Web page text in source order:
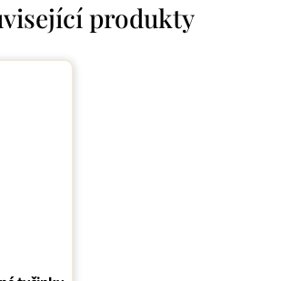
produkty